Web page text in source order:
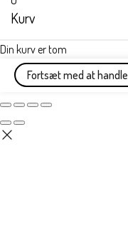
Kurv
Din kurv er tom
Fortsæt med at handle